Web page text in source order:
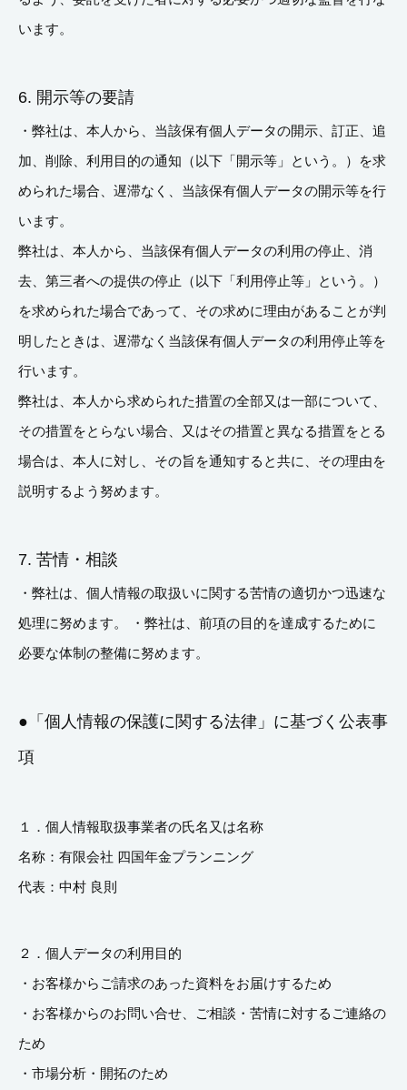
います。
6. 開示等の要請
・弊社は、本人から、当該保有個人データの開示、訂正、追
加、削除、利用目的の通知（以下「開示等」という。）を求
められた場合、遅滞なく、当該保有個人データの開示等を行
います。
弊社は、本人から、当該保有個人データの利用の停止、消
去、第三者への提供の停止（以下「利用停止等」という。）
を求められた場合であって、その求めに理由があることが判
明したときは、遅滞なく当該保有個人データの利用停止等を
行います。
弊社は、本人から求められた措置の全部又は一部について、
その措置をとらない場合、又はその措置と異なる措置をとる
場合は、本人に対し、その旨を通知すると共に、その理由を
説明するよう努めます。
7. 苦情・相談
・弊社は、個人情報の取扱いに関する苦情の適切かつ迅速な
処理に努めます。 ・弊社は、前項の目的を達成するために
必要な体制の整備に努めます。
●「個人情報の保護に関する法律」に基づく公表事
項
１．個人情報取扱事業者の氏名又は名称
名称：有限会社 四国年金プランニング
代表：中村 良則
２．個人データの利用目的
・お客様からご請求のあった資料をお届けするため
・お客様からのお問い合せ、ご相談・苦情に対するご連絡の
ため
・市場分析・開拓のため